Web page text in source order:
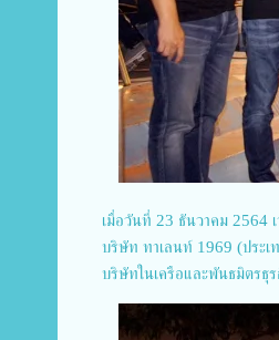
เมื่อวันที่ 23 ธันวาคม 2564
บริษัท ทาเลนท์ 1969 (ประเ
บริษัทในเครือและพันธมิตรธุ